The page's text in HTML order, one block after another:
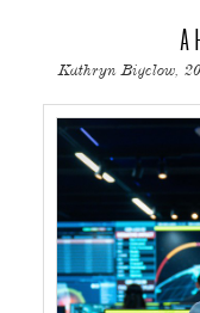
A
Kathryn Bigelow,